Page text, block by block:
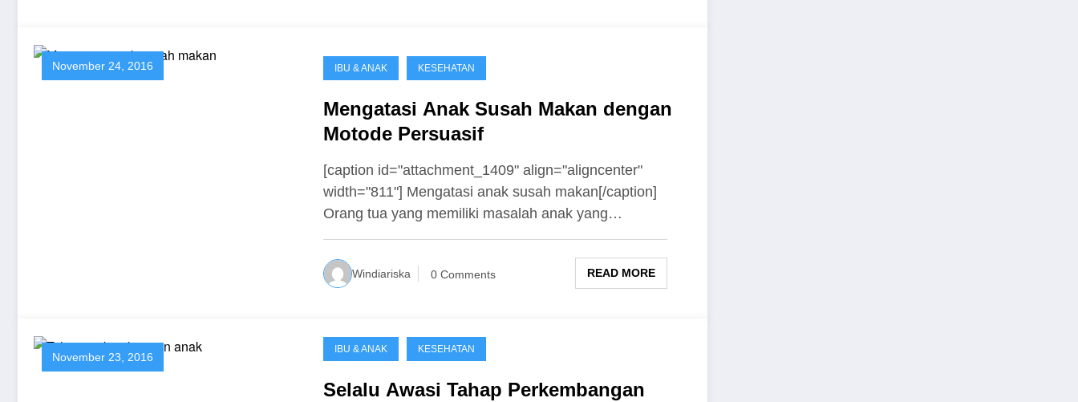
November 24, 2016 IBU & ANAK KESEHATAN
Mengatasi Anak Susah Makan dengan
Motode Persuasif
[caption id="attachment_1409" align="aligncenter"
width="811"] Mengatasi anak susah makan[/caption]
Orang tua yang memiliki masalah anak yang…
Windiariska 0 Comments READ MORE
November 23, 2016
IBU & ANAK KESEHATAN
Selalu Awasi Tahap Perkembangan